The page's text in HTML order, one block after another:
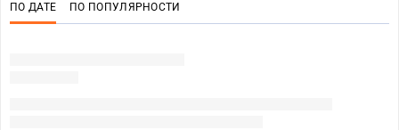
ПО ДАТЕ ПО ПОПУЛЯРНОСТИ